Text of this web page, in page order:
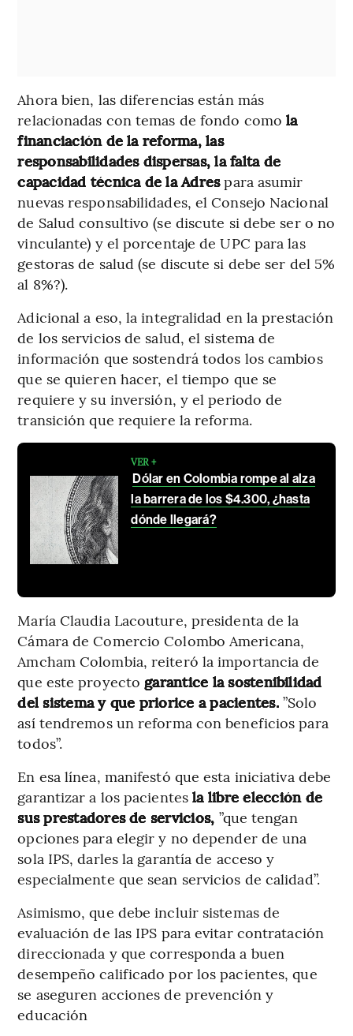
Ahora bien, las diferencias están más
relacionadas con temas de fondo como la
financiación de la reforma, las
responsabilidades dispersas, la falta de
capacidad técnica de la Adrespara asumir
nuevas responsabilidades, el Consejo Nacional
de Salud consultivo (se discute si debe ser o no
vinculante) y el porcentaje de UPC para las
gestoras de salud (se discute si debe ser del 5%
al 8%?).
Adicional a eso, la integralidad en la prestación
de los servicios de salud, el sistema de
información que sostendrá todos los cambios
que se quieren hacer, el tiempo que se
requiere y su inversión, y el periodo de
transición que requiere la reforma.
VER +
Dólar en Colombia rompe al alza
la barrera de los $4.300, ¿hasta
dónde llegará?
María Claudia Lacouture, presidenta de la
Cámara de Comercio Colombo Americana,
Amcham Colombia, reiteró la importancia de
que este proyecto garantice la sostenibilidad
del sistema y que priorice a pacientes. ”Solo
así tendremos un reforma con beneficios para
todos”.
En esa línea, manifestó que esta iniciativa debe
garantizar a los pacientes la libre elección de
sus prestadores de servicios, ”que tengan
opciones para elegir y no depender de una
sola IPS, darles la garantía de acceso y
especialmente que sean servicios de calidad”.
Asimismo, que debe incluir sistemas de
evaluación de las IPS para evitar contratación
direccionada y que corresponda a buen
desempeño calificado por los pacientes, que
se aseguren acciones de prevención y
educación